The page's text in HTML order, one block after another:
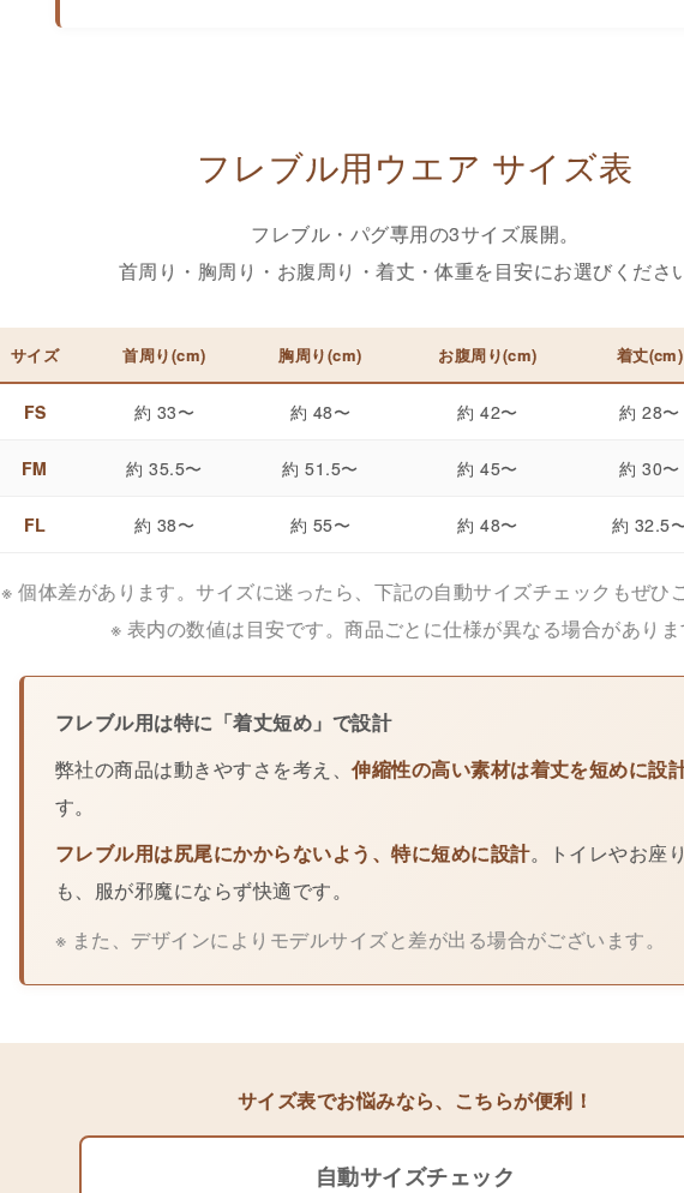
フレブル用ウエア サイズ表
フレブル・パグ専用の3サイズ展開。
首周り・胸周り・お腹周り・着丈・体重を目安にお選びくださ
サイズ 首周り(cm) 胸周り(cm) お腹周り(cm) 着丈(cm)
FS 約 33〜 約 48〜 約 42〜 約 28〜
FM 約 35.5〜 約 51.5〜 約 45〜 約 30〜
FL 約 38〜 約 55〜 約 48〜 約 32.5
※ 個体差があります。サイズに迷ったら、下記の自動サイズチェックもぜひ
※ 表内の数値は目安です。商品ごとに仕様が異なる場合があり
フレブル用は特に「着丈短め」で設計
弊社の商品は動きやすさを考え、伸縮性の高い素材は着丈を短めに設
す。
フレブル用は尻尾にかからないよう、特に短めに設計。トイレやお座
も、服が邪魔にならず快適です。
※ また、デザインによりモデルサイズと差が出る場合がございます。
サイズ表でお悩みなら、こちらが便利！
自動サイズチェック